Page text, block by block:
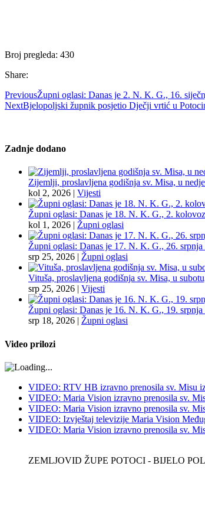
Broj pregleda: 430
Share:
PreviousŽupni oglasi: Danas je 2. N. K. G., 16.
NextBjelopoljski župnik posjetio Dječji vrtić u
Zadnje dodano
Zijemlji, proslavljena godišnja sv. Misa, u
kol 2, 2026 | Vijesti
Župni oglasi: Danas je 18. N. K. G., 2.
kol 1, 2026 | Župni oglasi
Župni oglasi: Danas je 17. N. K. G., 26.
srp 25, 2026 | Župni oglasi
Vituša, proslavljena godišnja sv. Misa, u
srp 25, 2026 | Vijesti
Župni oglasi: Danas je 16. N. K. G., 19.
srp 18, 2026 | Župni oglasi
Video prilozi
VIDEO: RTV HB izravno prenosila sv. Misu
VIDEO: Maria Vision izravno prenosila sv.
VIDEO: Maria Vision izravno prenosila sv.
VIDEO: Izvještaj televizije Maria Vision
VIDEO: Maria Vision izravno prenosila sv.
ZEMLJOVID ŽUPE POTOCI - BIJELO